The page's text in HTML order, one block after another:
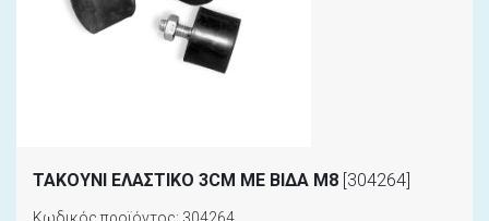
ΤΑΚΟΥΝΙ ΕΛΑΣΤΙΚΟ 3CM ΜΕ ΒΙΔΑ Μ8 [304264]